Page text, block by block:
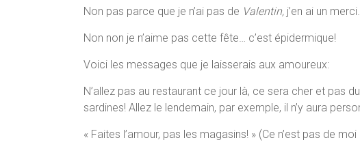
Non pas parce que je n’ai pas de Valentin, j’en ai un
Non non je n’aime pas cette fête… c’est épidermique!
Voici les messages que je laisserais aux amoureux:
N’allez pas au restaurant ce jour là, ce sera cher et pas
sardines! Allez le lendemain, par exemple, il n’y aura
« Faites l’amour, pas les magasins! » (Ce n’est pas de